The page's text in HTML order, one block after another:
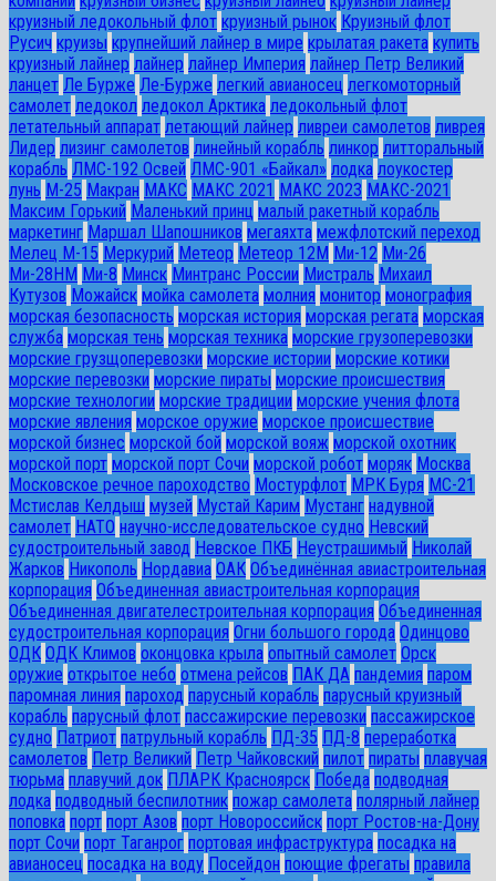
круизный ледокольный флот круизный рынок Круизный флот
Русич круизы крупнейший лайнер в мире крылатая ракета купить
круизный лайнер лайнер лайнер Империя лайнер Петр Великий
ланцет Ле Бурже Ле-Бурже легкий авианосец легкомоторный
самолет ледокол ледокол Арктика ледокольный флот
летательный аппарат летающий лайнер ливреи самолетов ливрея
Лидер лизинг самолетов линейный корабль линкор литторальный
корабль ЛМС-192 Освей ЛМС-901 «Байкал» лодка лоукостер
лунь М-25 Макран МАКС МАКС 2021 МАКС 2023 МАКС-2021
Максим Горький Маленький принц малый ракетный корабль
маркетинг Маршал Шапошников мегаяхта межфлотский переход
Мелец М-15 Меркурий Метеор Метеор 12М Ми-12 Ми-26
Ми-28HM Ми-8 Минск Минтранс России Мистраль Михаил
Кутузов Можайск мойка самолета молния монитор монография
морская безопасность морская история морская регата морская
служба морская тень морская техника морские грузоперевозки
морские грузщоперевозки морские истории морские котики
морские перевозки морские пираты морские происшествия
морские технологии морские традиции морские учения флота
морские явления морское оружие морское происшествие
морской бизнес морской бой морской вояж морской охотник
морской порт морской порт Сочи морской робот моряк Москва
Московское речное пароходство Мостурфлот МРК Буря МС-21
Мстислав Келдыш музей Мустай Карим Мустанг надувной
самолет НАТО научно-исследовательское судно Невский
судостроительный завод Невское ПКБ Неустрашимый Николай
Жарков Никополь Нордавиа ОАК Объединённая авиастроительная
корпорация Объединенная авиастроительная корпорация
Объединенная двигателестроительная корпорация Объединенная
судостроительная корпорация Огни большого города Одинцово
ОДК ОДК Климов оконцовка крыла опытный самолет Орск
оружие открытое небо отмена рейсов ПАК ДА пандемия паром
паромная линия пароход парусный корабль парусный круизный
корабль парусный флот пассажирские перевозки пассажирское
судно Патриот патрульный корабль ПД-35 ПД-8 переработка
самолетов Петр Великий Петр Чайковский пилот пираты плавучая
тюрьма плавучий док ПЛАРК Красноярск Победа подводная
лодка подводный беспилотник пожар самолета полярный лайнер
поповка порт порт Азов порт Новороссийск порт Ростов-на-Дону
порт Сочи порт Таганрог портовая инфраструктура посадка на
авианосец посадка на воду Посейдон поющие фрегаты правила